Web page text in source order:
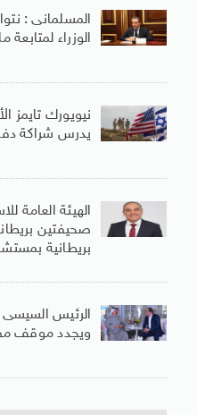
المسلمانى :
الوزراء لمتابعة
نيويورك تايمز
يدرس شراكة
الهيئة العامة
صحيفتين
بريطانية
الرئيس
ويجدد موقف